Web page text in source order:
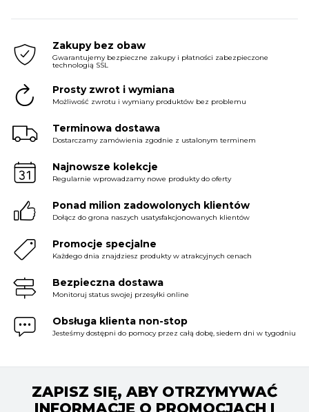
Zakupy bez obaw
Gwarantujemy bezpieczne zakupy i płatności zabezpieczone
technologią SSL
Prosty zwrot i wymiana
Możliwość zwrotu i wymiany produktów bez problemu
Terminowa dostawa
Dostarczamy zamówienia zgodnie z ustalonym terminem
Najnowsze kolekcje
Regularnie wprowadzamy nowe produkty do oferty
Ponad milion zadowolonych klientów
Dołącz do grona naszych usatysfakcjonowanych klientów
Promocje specjalne
Każdego dnia znajdziesz produkty w atrakcyjnych cenach
Bezpieczna dostawa
Monitoruj status swojej przesyłki online
Obsługa klienta non-stop
Jesteśmy dostępni do pomocy przez całą dobę, siedem dni w tygodniu
ZAPISZ SIĘ, ABY OTRZYMYWAĆ
INFORMACJĘ O PROMOCJACH I